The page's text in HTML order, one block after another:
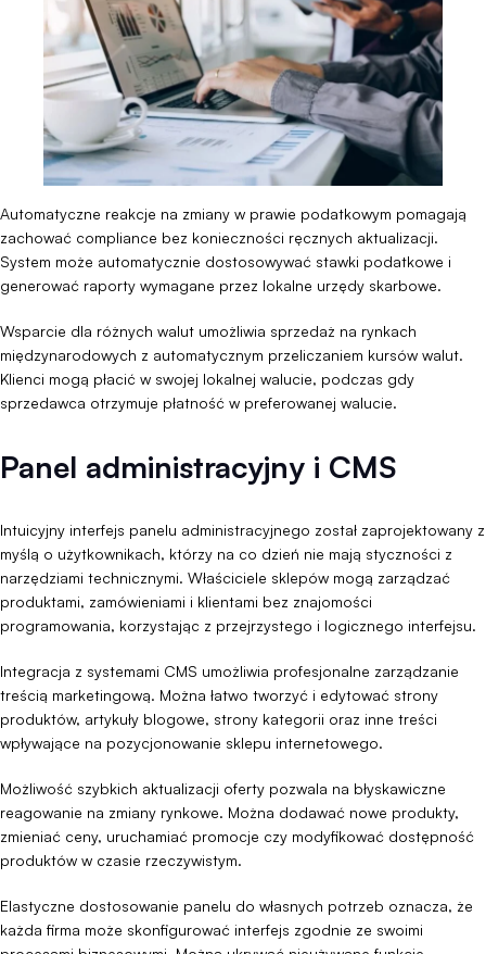
Automatyczne reakcje na zmiany w prawie podatkowym pomagają
zachować compliance bez konieczności ręcznych aktualizacji.
System może automatycznie dostosowywać stawki podatkowe i
generować raporty wymagane przez lokalne urzędy skarbowe.
Wsparcie dla różnych walut umożliwia sprzedaż na rynkach
międzynarodowych z automatycznym przeliczaniem kursów walut.
Klienci mogą płacić w swojej lokalnej walucie, podczas gdy
sprzedawca otrzymuje płatność w preferowanej walucie.
Panel administracyjny i CMS
Intuicyjny interfejs panelu administracyjnego został zaprojektowany z
myślą o użytkownikach, którzy na co dzień nie mają styczności z
narzędziami technicznymi. Właściciele sklepów mogą zarządzać
produktami, zamówieniami i klientami bez znajomości
programowania, korzystając z przejrzystego i logicznego interfejsu.
Integracja z systemami CMS umożliwia profesjonalne zarządzanie
treścią marketingową. Można łatwo tworzyć i edytować strony
produktów, artykuły blogowe, strony kategorii oraz inne treści
wpływające na pozycjonowanie sklepu internetowego.
Możliwość szybkich aktualizacji oferty pozwala na błyskawiczne
reagowanie na zmiany rynkowe. Można dodawać nowe produkty,
zmieniać ceny, uruchamiać promocje czy modyfikować dostępność
produktów w czasie rzeczywistym.
Elastyczne dostosowanie panelu do własnych potrzeb oznacza, że
każda firma może skonfigurować interfejs zgodnie ze swoimi